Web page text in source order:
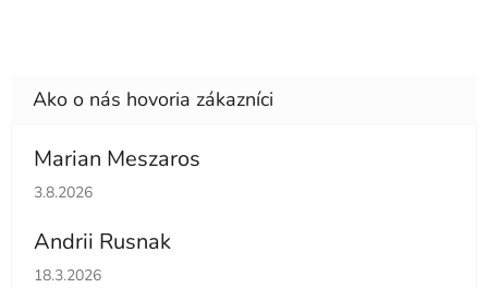
Marian Meszaros
Hodnotenie obchodu je 5 z 5 hviezdičiek.
3.8.2026
Andrii Rusnak
Hodnotenie obchodu je 5 z 5 hviezdičiek.
18.3.2026